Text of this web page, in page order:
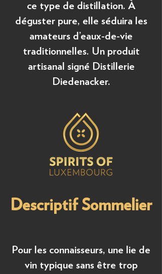
ce type de distillation. À
déguster pure, elle séduira les
amateurs d’eaux-de-vie
traditionnelles. Un produit
artisanal signé Distillerie
Diedenacker.
Descriptif Sommelier
Pour les connaisseurs, une lie de
vin typique sans être trop